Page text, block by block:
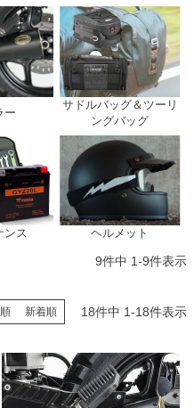
ー
サドルバッグ＆ツーリ
ングバッグ
ンス ヘルメット
9件中 1-9件表示
新着順 18件中 1-18件表示